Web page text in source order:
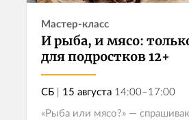
Мастер-класс
И рыба, и мясо:
для подростков 12+
СБ | 15 августа 14:00–17:00
«Рыба или мясо?» —